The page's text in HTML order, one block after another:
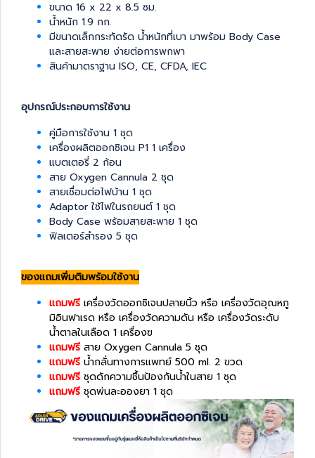
ขนาด 16 x 22 x 8.5 ซม.
น้ำหนัก 1.9 กก.
มีขนาดเล็กกระทัดรัด น้ำหนักที่เบา มาพร้อม Body Case
และสายสะพาย ง่ายต่อการพกพา
สินค้ามาตราฐาน ISO, CE, CFDA, IEC
อุปกรณ์ประกอบการใช้งาน
คู่มือการใช้งาน 1 ชุด
เครื่องผลิตออกซิเจน P1 1 เครื่อง
แบตเตอรี่ 2 ก้อน
สาย Oxygen Cannula 2 ชุด
สายเชื่อมต่อไฟบ้าน 1 ชุด
Adaptor ใช้ไฟในรถยนต์ 1 ชุด
Body Case พร้อมสายสะพาย 1 ชุด
ฟิลเตอร์สำรอง 5 ชุด
ของแถมเพิ่มติมพร้อมใช้งาน
แถมฟรี เครื่องวัดออกซิเจนปลายนิ้ว หรือ เครื่องวัดอุณหภู
มิอินฟาเรด หรือ เครื่องวัดความดัน หรือ เครื่องวัดระดับ
น้ำตาลในเลือด 1 เครื่องฃ
แถมฟรี สาย Oxygen Cannula 5 ชุด
แถมฟรี น้ำกลั่นทางการแพทย์ 500 ml. 2 ขวด
แถมฟรี ชุดดักความชื้นป้องกันน้ำในสาย 1 ชุด
แถมฟรี ชุดพ่นละอองยา 1 ชุด